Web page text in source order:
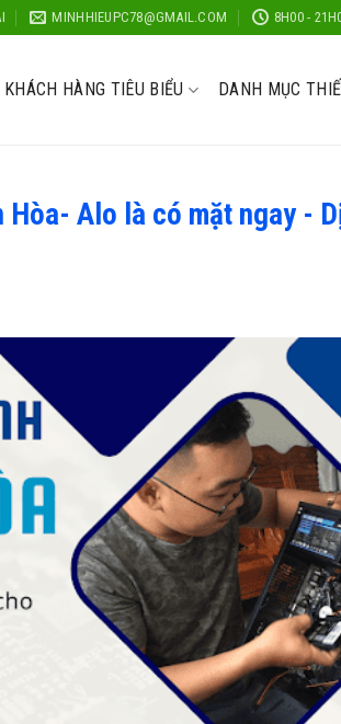
MINHHIEUPC78@GMAIL.COM 8H00 -
KHÁCH HÀNG TIÊU BIỂU DANH MỤC
Alo là có mặt ngay -